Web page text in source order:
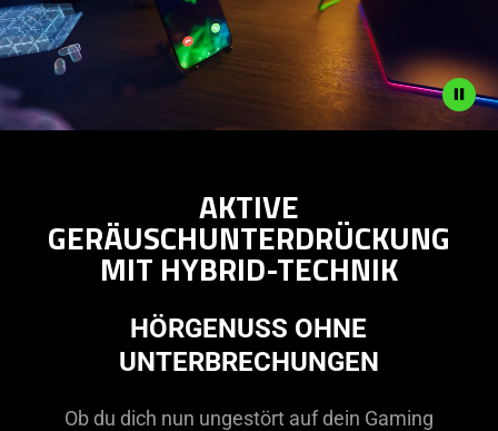
visuals
AKTIVE
GERÄUSCHUNTERDRÜCKUNG
MIT HYBRID-TECHNIK
HÖRGENUSS OHNE
UNTERBRECHUNGEN
Ob du dich nun ungestört auf dein Gaming